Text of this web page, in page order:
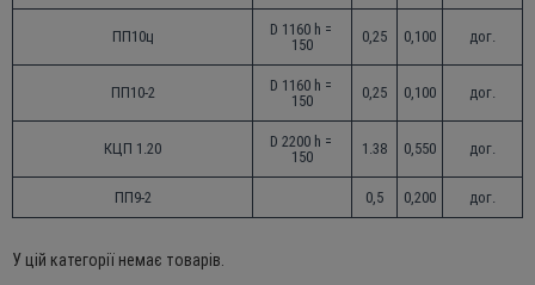
ПП10ц D 1160 h =
150 0,25 0,100 дог.
ПП10-2 D 1160 h =
150 0,25 0,100 дог.
КЦП 1.20 D 2200 h =
150 1.38 0,550 дог.
ПП9-2 0,5 0,200 дог.
У цій категорії немає товарів.